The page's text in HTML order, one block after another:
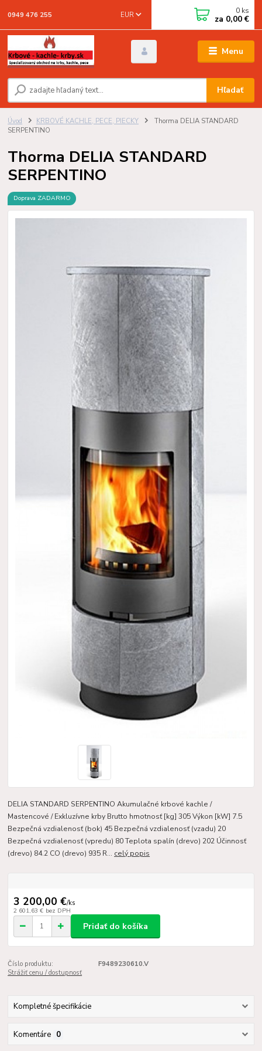
Menu
EUR
Hľadať
0949 476 255 0 ks
za 0,00 €
Úvod KRBOVÉ KACHLE, PECE, PIECKY
Thorma DELIA STANDARD
SERPENTINO
Thorma DELIA STANDARD
SERPENTINO
Doprava ZADARMO
DELIA STANDARD SERPENTINO Akumulačné krbové kachle /
Mastencové / Exkluzívne krby Brutto hmotnosť [kg] 305 Výkon [kW] 7.5
Bezpečná vzdialenosť (bok) 45 Bezpečná vzdialenosť (vzadu) 20
Bezpečná vzdialenosť (vpredu) 80 Teplota spalín (drevo) 202 Účinnosť
(drevo) 84.2 CO (drevo) 935 R... celý popis
3 200,00 €/ks
2 601,63 € bez DPH
Pridať do košíka
Číslo produktu:
F9489230610.V
Strážiť cenu / dostupnosť
Kompletné špecifikácie
Komentáre 0